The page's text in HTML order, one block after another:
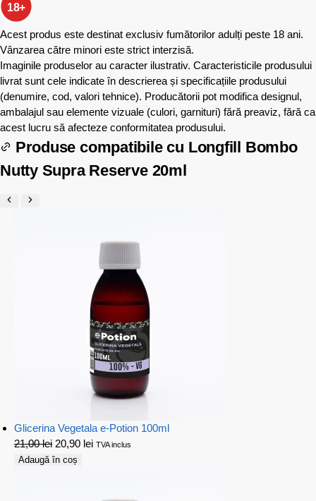
18+
Acest produs este destinat exclusiv fumătorilor adulți peste 18 ani.
Vânzarea către minori este strict interzisă.
Imaginile produselor au caracter ilustrativ. Caracteristicile produsului
livrat sunt cele indicate în descrierea și specificațiile produsului
(denumire, cod, valori tehnice). Producătorii pot modifica designul,
ambalajul sau elemente vizuale (culori, garnituri) fără preaviz, fără ca
acest lucru să afecteze conformitatea produsului.
Produse compatibile cu Longfill Bombo
Nutty Supra Reserve 20ml
Glicerina Vegetala e-Potion 100ml
21,00lei 20,90 lei TVA inclus
Adaugă în coș